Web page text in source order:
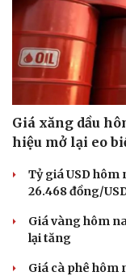
Giá xăng dầu
hiệu mở lại eo
Tỷ giá USD hôm
26.468 đồng/
Giá vàng hôm
lại tăng
Giá cà phê hôm